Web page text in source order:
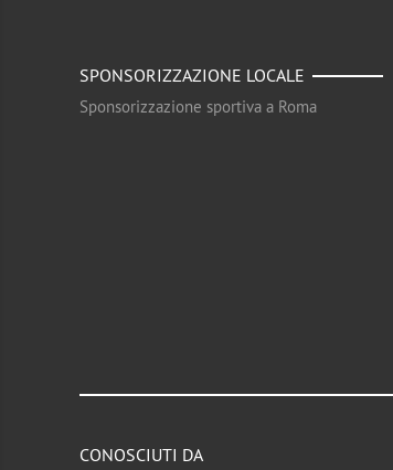
SPONSORIZZAZIONE LOCALE
Sponsorizzazione sportiva a Roma
CONOSCIUTI DA